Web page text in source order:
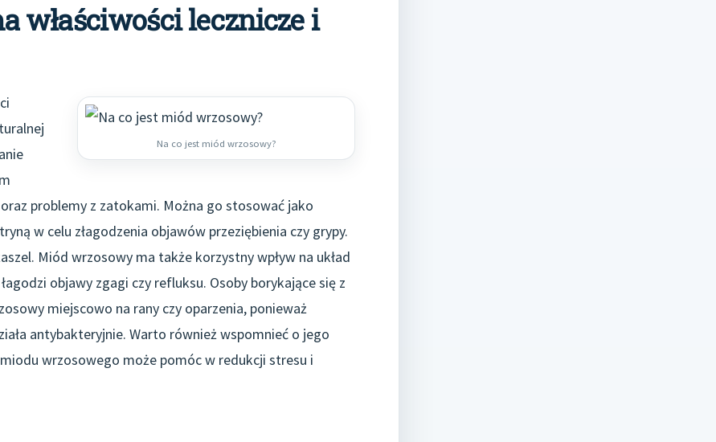
właściwości lecznicze i
Na co jest miód wrzosowy?
problemy z zatokami. Można go stosować jako
w celu złagodzenia objawów przeziębienia czy grypy.
Miód wrzosowy ma także korzystny wpływ na układ
objawy zgagi czy refluksu. Osoby borykające się z
miejscowo na rany czy oparzenia, ponieważ
antybakteryjnie. Warto również wspomnieć o jego
wrzosowego może pomóc w redukcji stresu i